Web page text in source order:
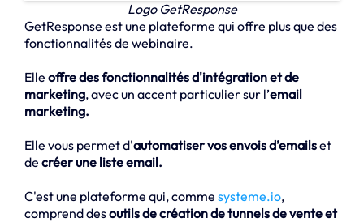
Logo GetResponse
GetResponse est une plateforme qui offre plus que des
fonctionnalités de webinaire.
Elle offre des fonctionnalités d'intégration et de
marketing, avec un accent particulier sur l’email
marketing.
Elle vous permet d'automatiser vos envois d’emailset
de créer une liste email.
C'est une plateforme qui, comme systeme.io,
comprend desoutils de création de tunnels de vente et